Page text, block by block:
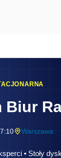
Warszawa
• Stoły